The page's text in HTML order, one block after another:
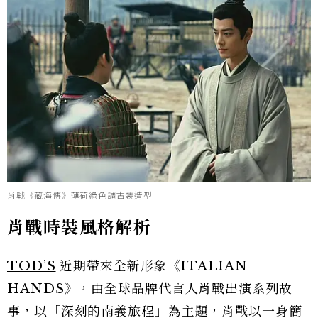
肖戰《藏海傳》薄荷綠色調古裝造型
肖戰時裝風格解析
TOD’S 近期帶來全新形象《ITALIAN
HANDS》，由全球品牌代言人肖戰出演系列故
事，以「深刻的南義旅程」為主題，肖戰以一身簡